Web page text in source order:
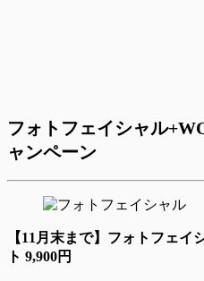
フォトフェイシャル
ャンペーン
【11月末まで】フォトフェ
ト 9,900円